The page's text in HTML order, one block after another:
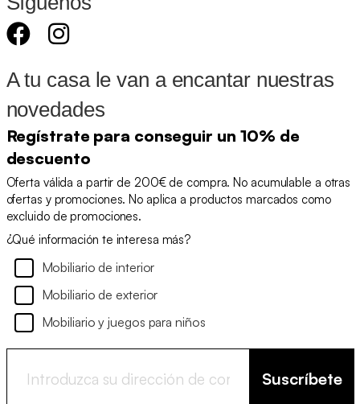
A tu casa le van a encantar nuestras
novedades
Regístrate para conseguir un 10% de
descuento
Oferta válida a partir de 200€ de compra. No acumulable a otras
ofertas y promociones. No aplica a productos marcados como
excluido de promociones.
¿Qué información te interesa más?
Mobiliario de interior
Mobiliario de exterior
Mobiliario y juegos para niños
Suscríbete